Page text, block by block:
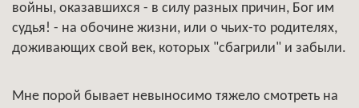
войны, оказавшихся - в силу разных причин, Бог им
судья! - на обочине жизни, или о чьих-то родителях,
доживающих свой век, которых "сбагрили" и забыли.
Мне порой бывает невыносимо тяжело смотреть на